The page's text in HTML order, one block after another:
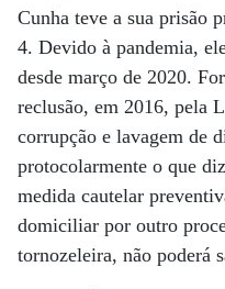
Cunha teve a sua prisão
4. Devido à pandemia,
desde março de 2020.
reclusão, em 2016, pela
corrupção e lavagem de
protocolarmente o que
medida cautelar
domiciliar por outro
tornozeleira, não poderá